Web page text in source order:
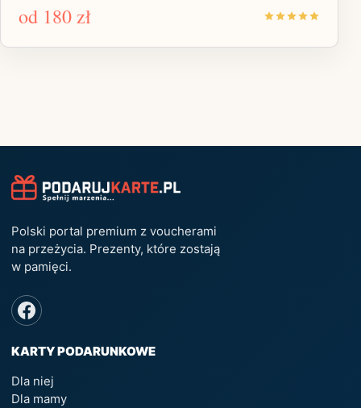
od 180 zł
Polski portal premium z voucherami
na przeżycia. Prezenty, które zostają
w pamięci.
KARTY PODARUNKOWE
Dla niej
Dla mamy